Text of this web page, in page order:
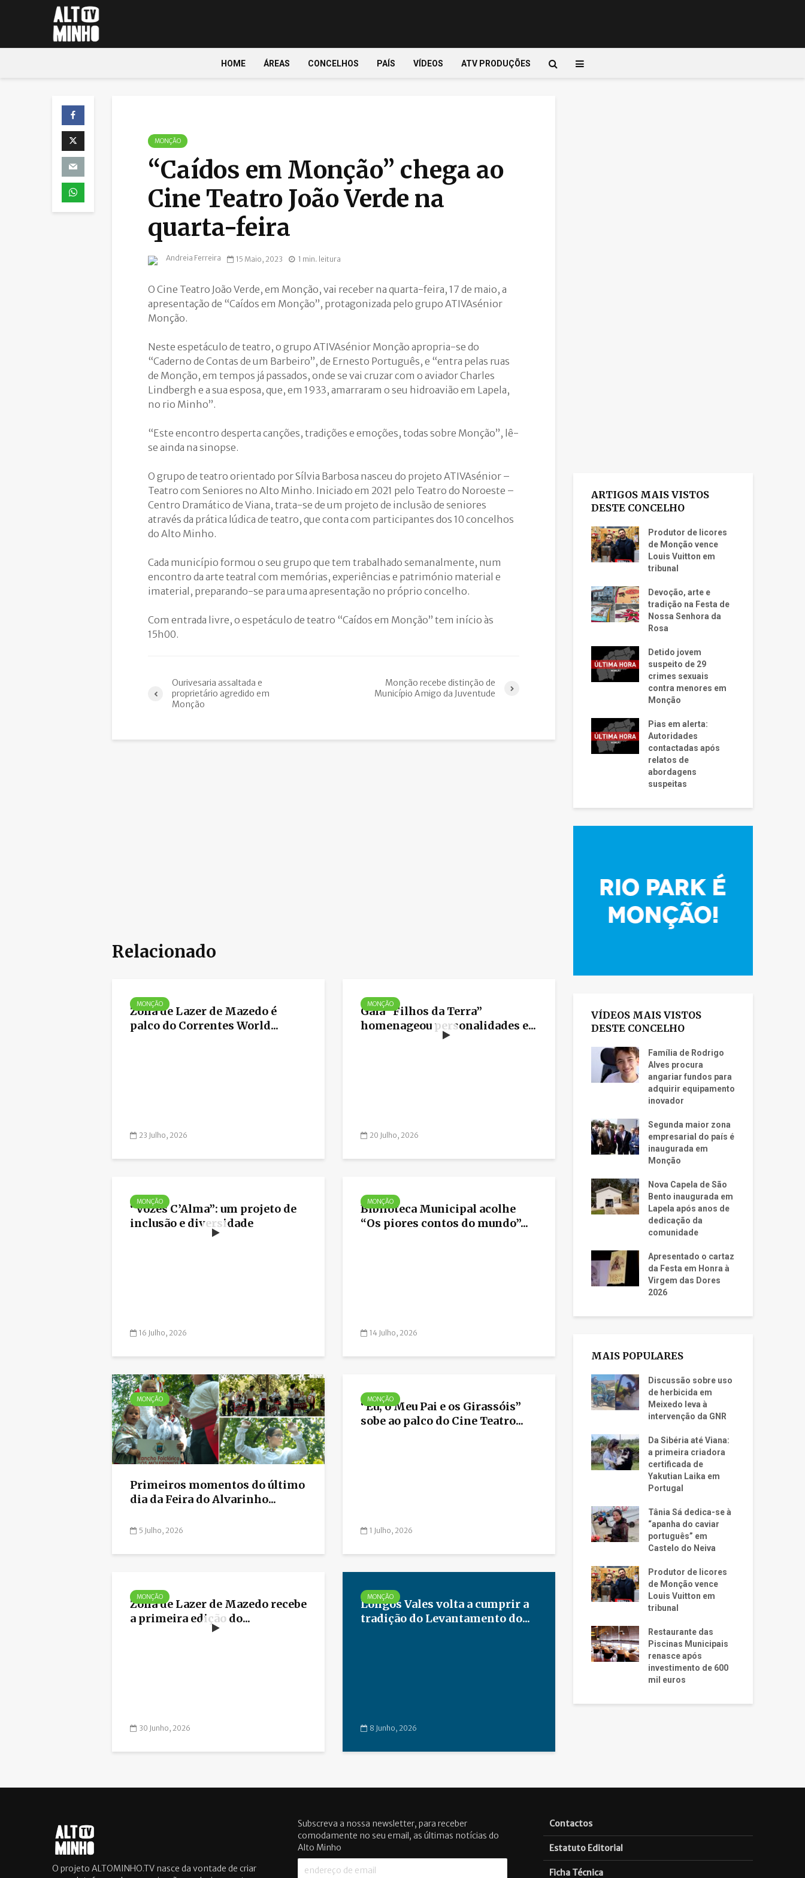
HOME ÁREAS CONCELHOS PAÍS VÍDEOS ATV PRODUÇÕES
MONÇÃO
“Caídos em Monção” chega ao
Cine Teatro João Verde na
quarta-feira
Andreia Ferreira 15 Maio, 2023 1 min. leitura
O Cine Teatro João Verde, em Monção, vai receber na quarta-feira, 17 de maio, a
apresentação de “Caídos em Monção”, protagonizada pelo grupo ATIVAsénior
Monção.
Neste espetáculo de teatro, o grupo ATIVAsénior Monção apropria-se do
“Caderno de Contas de um Barbeiro”, de Ernesto Português, e “entra pelas ruas
de Monção, em tempos já passados, onde se vai cruzar com o aviador Charles
Lindbergh e a sua esposa, que, em 1933, amarraram o seu hidroavião em Lapela,
no rio Minho”.
“Este encontro desperta canções, tradições e emoções, todas sobre Monção”, lê-
se ainda na sinopse.
O grupo de teatro orientado por Sílvia Barbosa nasceu do projeto ATIVAsénior –
Teatro com Seniores no Alto Minho. Iniciado em 2021 pelo Teatro do Noroeste –
Centro Dramático de Viana, trata-se de um projeto de inclusão de seniores
através da prática lúdica de teatro, que conta com participantes dos 10 concelhos
do Alto Minho.
Cada município formou o seu grupo que tem trabalhado semanalmente, num
encontro da arte teatral com memórias, experiências e património material e
imaterial, preparando-se para uma apresentação no próprio concelho.
Com entrada livre, o espetáculo de teatro “Caídos em Monção” tem início às
15h00.
Ourivesaria assaltada e
proprietário agredido em
Monção
Monção recebe distinção de
Município Amigo da Juventude
Relacionado
MONÇÃO
Zona de Lazer de Mazedo é
palco do Correntes World...
23 Julho, 2026
MONÇÃO
Gala “Filhos da Terra”
homenageou personalidades e...
20 Julho, 2026
MONÇÃO
“Vozes C’Alma”: um projeto de
inclusão e diversidade
16 Julho, 2026
MONÇÃO
Biblioteca Municipal acolhe
“Os piores contos do mundo”...
14 Julho, 2026
MONÇÃO
Primeiros momentos do último
dia da Feira do Alvarinho...
5 Julho, 2026
MONÇÃO
“Eu, o Meu Pai e os Girassóis”
sobe ao palco do Cine Teatro...
1 Julho, 2026
MONÇÃO
Zona de Lazer de Mazedo recebe
a primeira edição do...
30 Junho, 2026
MONÇÃO
Longos Vales volta a cumprir a
tradição do Levantamento do...
8 Junho, 2026
ARTIGOS MAIS VISTOS
DESTE CONCELHO
Produtor de licores
de Monção vence
Louis Vuitton em
tribunal
Devoção, arte e
tradição na Festa de
Nossa Senhora da
Rosa
Detido jovem
suspeito de 29
crimes sexuais
contra menores em
Monção
Pias em alerta:
Autoridades
contactadas após
relatos de
abordagens
suspeitas
VÍDEOS MAIS VISTOS
DESTE CONCELHO
Família de Rodrigo
Alves procura
angariar fundos para
adquirir equipamento
inovador
Segunda maior zona
empresarial do país é
inaugurada em
Monção
Nova Capela de São
Bento inaugurada em
Lapela após anos de
dedicação da
comunidade
Apresentado o cartaz
da Festa em Honra à
Virgem das Dores
2026
MAIS POPULARES
Discussão sobre uso
de herbicida em
Meixedo leva à
intervenção da GNR
Da Sibéria até Viana:
a primeira criadora
certificada de
Yakutian Laika em
Portugal
Tânia Sá dedica-se à
“apanha do caviar
português” em
Castelo do Neiva
Produtor de licores
de Monção vence
Louis Vuitton em
tribunal
Restaurante das
Piscinas Municipais
renasce após
investimento de 600
mil euros
O projeto ALTOMINHO.TV nasce da vontade de criar
Subscreva a nossa newsletter, para receber
comodamente no seu email, as últimas notícias do
Alto Minho
Contactos
Estatuto Editorial
Ficha Técnica